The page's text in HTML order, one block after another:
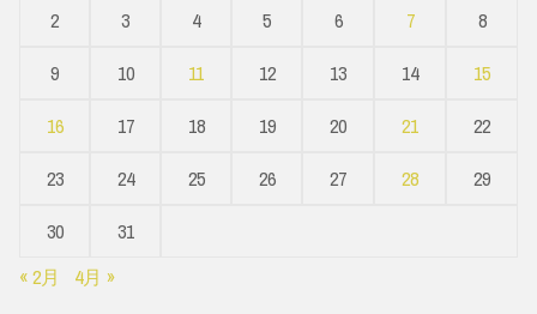
2
3 4 5 6 7
8
9
10 11 12 13 14
15
16
17 18 19 20 21
22
23
24 25 26 27 28
29
30
31
« 2月
4月 »